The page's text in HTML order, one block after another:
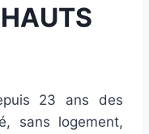
23 ans des
sans logement,